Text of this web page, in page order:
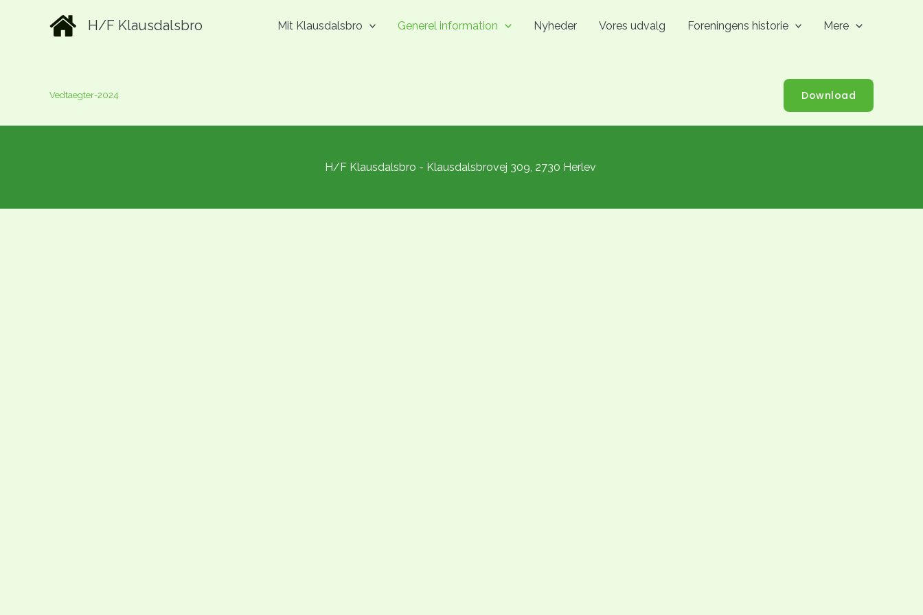
H/F Klausdalsbro Mit Klausdalsbro Generel information Nyheder Vores udvalg Foreningens historie Mere
Vedtaegter-2024 Download
H/F Klausdalsbro - Klausdalsbrovej 309, 2730 Herlev